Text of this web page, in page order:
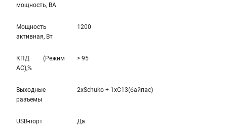
мощность, ВА
Мощность
активная, Вт
1200
КПД (Режим
AC),%
> 95
Выходные
разъемы
2xSchuko + 1xC13(байпас)
USB-порт Да